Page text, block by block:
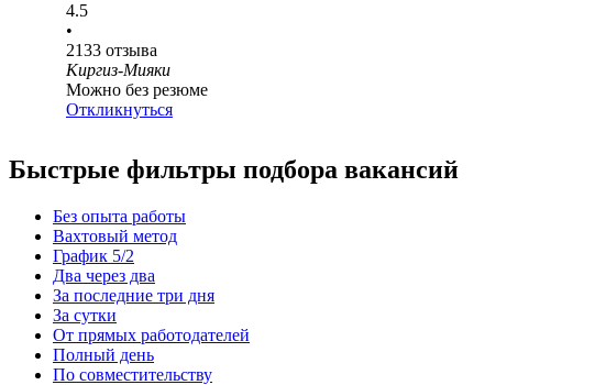
4.5
•
2133 отзыва
Киргиз-Мияки
Можно без резюме
Откликнуться
Быстрые фильтры подбора вакансий
Без опыта работы
Вахтовый метод
График 5/2
Два через два
За последние три дня
За сутки
От прямых работодателей
Полный день
По совместительству